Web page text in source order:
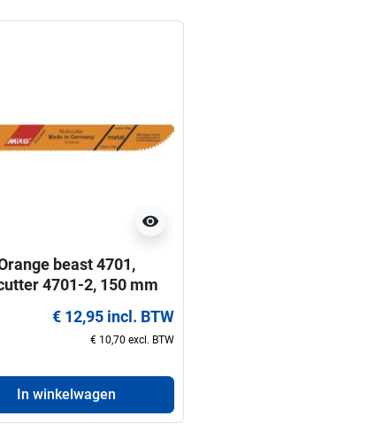
visibility
beast 4701,
4701-2, 150 mm
€ 12,95 incl. BTW
€ 10,70 excl. BTW
In winkelwagen